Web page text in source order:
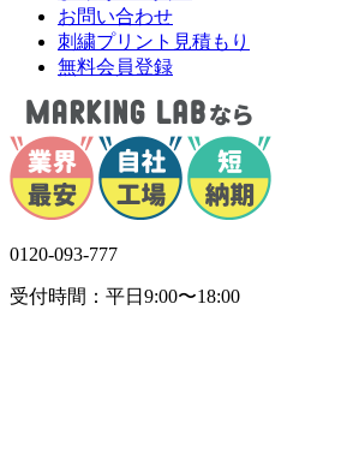
お問い合わせ
刺繍プリント見積もり
無料会員登録
0120-093-777
受付時間：平日9:00〜18:00